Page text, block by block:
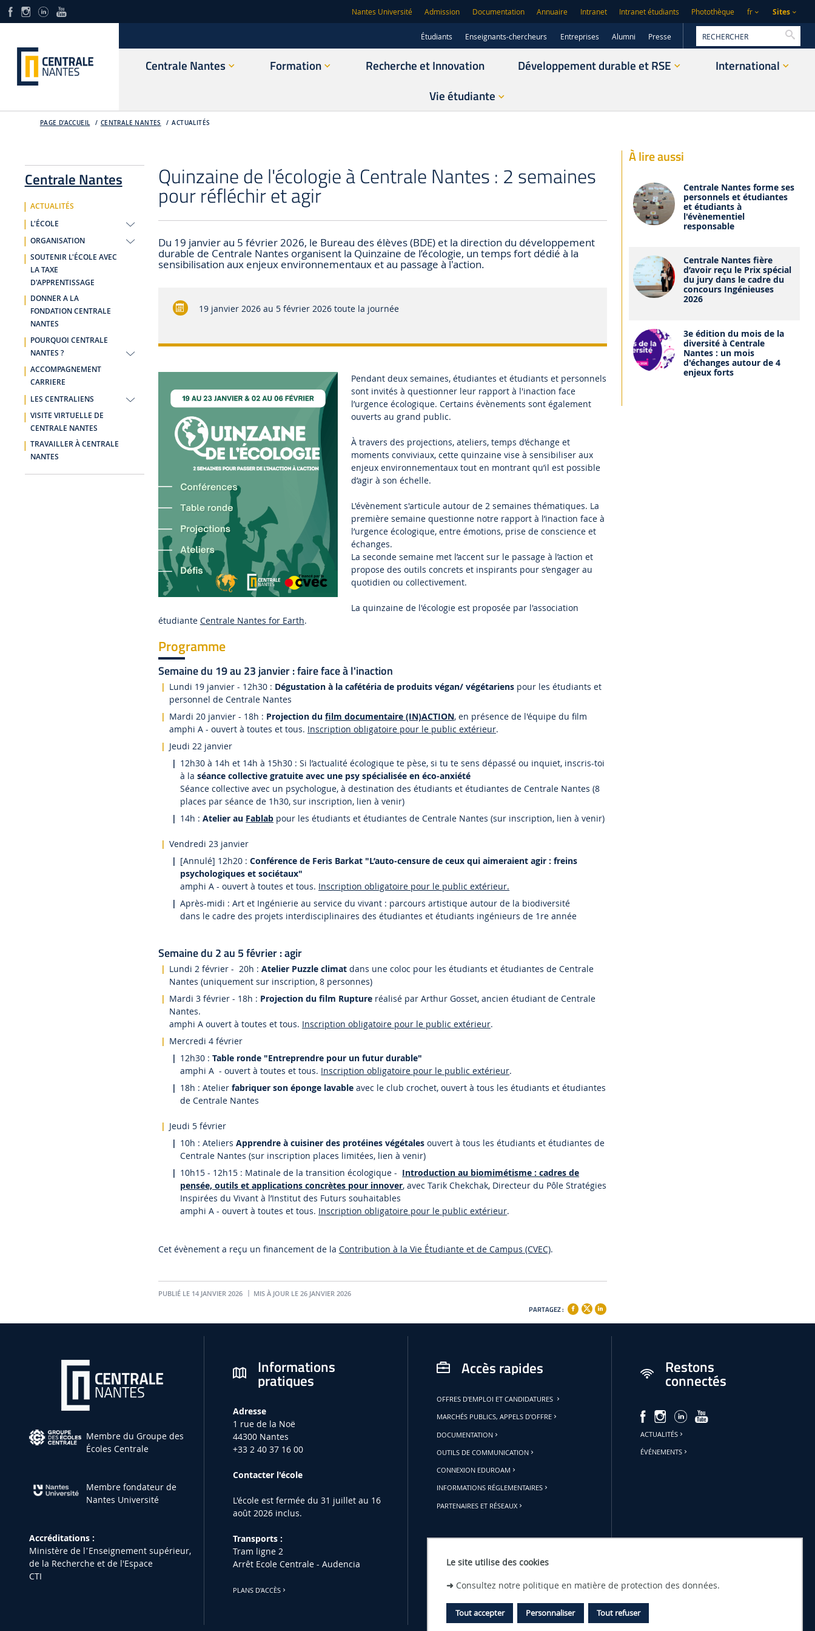
Le site utilise des cookies
➜ Consultez notre politique en matière de protection des données.
Tout accepter Tout refuser
Personnaliser
Nantes Université Admission Documentation Annuaire Intranet Intranet étudiants Photothèque fr Sites
Étudiants Enseignants-chercheurs Entreprises Alumni Presse
Centrale Nantes Formation Recherche et Innovation Développement durable et RSE
International
Vie étudiante
PAGE D'ACCUEIL CENTRALE NANTES ACTUALITÉS
Centrale Nantes
ACTUALITÉS
L'ÉCOLE
ORGANISATION
SOUTENIR L'ÉCOLE AVEC
LA TAXE
D'APPRENTISSAGE
DONNER A LA
FONDATION CENTRALE
NANTES
POURQUOI CENTRALE
NANTES ?
ACCOMPAGNEMENT
CARRIERE
LES CENTRALIENS
VISITE VIRTUELLE DE
CENTRALE NANTES
TRAVAILLER À CENTRALE
NANTES
Quinzaine de l'écologie à Centrale Nantes : 2 semaines
pour réfléchir et agir
Du 19 janvier au 5 février 2026, le Bureau des élèves (BDE) et la direction du développement
durable de Centrale Nantes organisent la Quinzaine de l’écologie, un temps fort dédié à la
sensibilisation aux enjeux environnementaux et au passage à l'action.
19 janvier 2026 au 5 février 2026 toute la journée
Pendant deux semaines, étudiantes et étudiants et personnels
sont invités à questionner leur rapport à l'inaction face
l’urgence écologique. Certains évènements sont également
ouverts au grand public.
À travers des projections, ateliers, temps d’échange et
moments conviviaux, cette quinzaine vise à sensibiliser aux
enjeux environnementaux tout en montrant qu’il est possible
d’agir à son échelle.
L'évènement s'articule autour de 2 semaines thématiques. La
première semaine questionne notre rapport à l’inaction face à
l’urgence écologique, entre émotions, prise de conscience et
échanges.
La seconde semaine met l’accent sur le passage à l’action et
propose des outils concrets et inspirants pour s’engager au
quotidien ou collectivement.
La quinzaine de l'écologie est proposée par l'association
étudiante Centrale Nantes for Earth.
Programme
Semaine du 19 au 23 janvier : faire face à l'inaction
Lundi 19 janvier - 12h30 : Dégustation à la cafétéria de produits végan/ végétarienspour les étudiants et
personnel de Centrale Nantes
Mardi 20 janvier - 18h : Projection du film documentaire (IN)ACTION, en présence de l'équipe du film
amphi A - ouvert à toutes et tous. Inscription obligatoire pour le public extérieur.
Jeudi 22 janvier
12h30 à 14h et 14h à 15h30 : Si l’actualité écologique te pèse, si tu te sens dépassé ou inquiet, inscris-toi
à laséance collective gratuite avec une psy spécialisée en éco-anxiété
Séance collective avec un psychologue, à destination des étudiants et étudiantes de Centrale Nantes (8
places par séance de 1h30, sur inscription, lien à venir)
14h :Atelier au Fablab pour les étudiants et étudiantes de Centrale Nantes (sur inscription, lien à venir)
Vendredi 23 janvier
[Annulé] 12h20 :Conférence de Feris Barkat "L’auto-censure de ceux qui aimeraient agir : freins
psychologiques et sociétaux"
amphi A - ouvert à toutes et tous. Inscription obligatoire pour le public extérieur.
Après-midi : Art et Ingénierie au service du vivant : parcours artistique autour de la biodiversité
dans le cadre des projets interdisciplinaires des étudiantes et étudiants ingénieurs de 1re année
Semaine du 2 au 5 février : agir
Lundi 2 février - 20h : Atelier Puzzle climatdans une coloc pour les étudiants et étudiantes de Centrale
Nantes (uniquement sur inscription, 8 personnes)
Mardi 3 février - 18h : Projection du film Ruptureréalisé par Arthur Gosset, ancien étudiant de Centrale
Nantes.
amphi A ouvert à toutes et tous. Inscription obligatoire pour le public extérieur.
Mercredi 4 février
12h30 :Table ronde "Entreprendre pour un futur durable"
amphi A - ouvert à toutes et tous. Inscription obligatoire pour le public extérieur.
18h : Atelierfabriquer son éponge lavable avec le club crochet, ouvert à tous les étudiants et étudiantes
de Centrale Nantes
Jeudi 5 février
10h : AteliersApprendre à cuisiner des protéines végétales ouvert à tous les étudiants et étudiantes de
Centrale Nantes (sur inscription places limitées, lien à venir)
10h15 - 12h15 : Matinale de la transition écologique - Introduction au biomimétisme : cadres de
pensée, outils et applications concrètes pour innover, avec Tarik Chekchak, Directeur du Pôle Stratégies
Inspirées du Vivant à l’Institut des Futurs souhaitables
amphi A - ouvert à toutes et tous. Inscription obligatoire pour le public extérieur.
Cet évènement a reçu un financement de la Contribution à la Vie Étudiante et de Campus (CVEC).
PUBLIÉ LE 14 JANVIER 2026 MIS À JOUR LE 26 JANVIER 2026
PARTAGEZ :
À lire aussi
Centrale Nantes forme ses
personnels et étudiantes
et étudiants à
l'évènementiel
responsable
Centrale Nantes fière
d’avoir reçu le Prix spécial
du jury dans le cadre du
concours Ingénieuses
2026
3e édition du mois de la
diversité à Centrale
Nantes : un mois
d'échanges autour de 4
enjeux forts
Membre du Groupe des
Écoles Centrale
Membre fondateur de
Nantes Université
Accréditations :
Ministère de lʼEnseignement supérieur,
de la Recherche et de l'Espace
CTI
Informations
pratiques
Adresse
1 rue de la Noë
44300 Nantes
+33 2 40 37 16 00
Contacter l'école
L'école est fermée du 31 juillet au 16
août 2026 inclus.
Transports :
Tram ligne 2
Arrêt Ecole Centrale - Audencia
PLANS D'ACCÈS
Accès rapides
OFFRES D'EMPLOI ET CANDIDATURES
MARCHÉS PUBLICS, APPELS D'OFFRE
DOCUMENTATION
OUTILS DE COMMUNICATION
CONNEXION EDUROAM
INFORMATIONS RÉGLEMENTAIRES
PARTENAIRES ET RÉSEAUX
Restons
connectés
ACTUALITÉS
ÉVÉNEMENTS